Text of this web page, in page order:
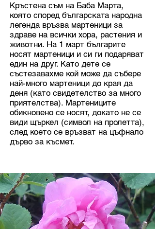
Кръстена съм на Баба Марта,
която според българската народна
легенда връзва мартеници за
здраве на всички хора, растения и
животни. На 1 март българите
носят мартеници и си ги подаряват
един на друг. Като дете се
състезавахме кой може да събере
най-много мартеници до края да
деня (като свидетелство за много
приятелства). Мартениците
обикновено се носят, докато не се
види щъркел (символ на пролетта),
след което се връзват на цъфнало
дърво за късмет.​​​